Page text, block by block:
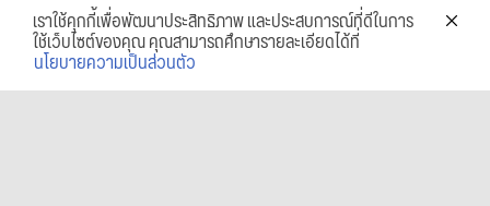
เราใช้คุกกี้เพื่อพัฒนาประสิทธิภาพ และประสบการณ์ที่ดีในการ
ใช้เว็บไซต์ของคุณ คุณสามารถศึกษารายละเอียดได้ที่
นโยบายความเป็นส่วนตัว